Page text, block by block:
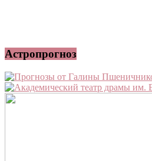
Астропрогноз